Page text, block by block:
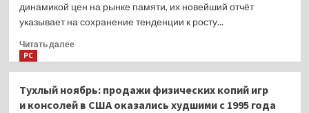
большую
цену
на консоли
динамикой цен на рынке памяти, их новейший отчёт
указывает на сохранение тенденции к росту...
Читать далееПрочитать
цен
на
PC
Тухлый ноябрь: продажи физических копий игр
и консолей в США оказались худшими с 1995 года